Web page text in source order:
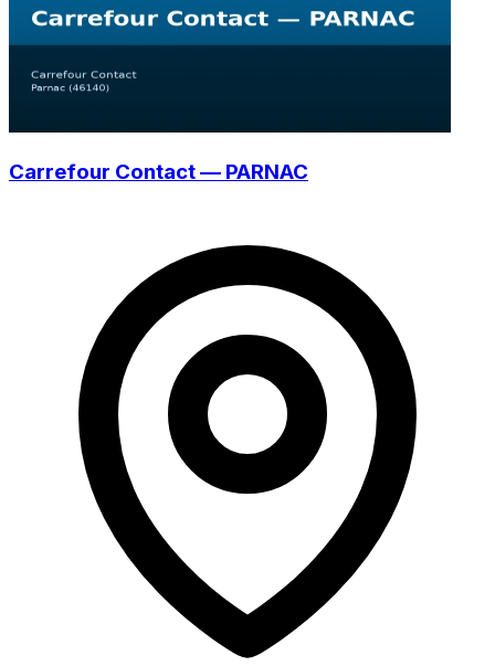
Carrefour Contact — PARNAC